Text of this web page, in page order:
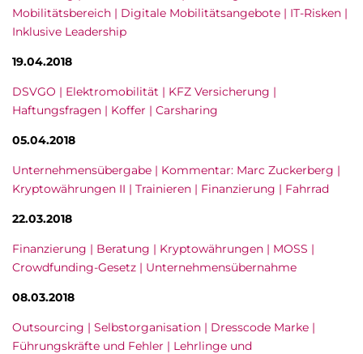
Mobilitätsbereich | Digitale Mobilitätsangebote | IT-Risken |
Inklusive Leadership
19.04.2018
DSVGO | Elektromobilität | KFZ Versicherung |
Haftungsfragen | Koffer | Carsharing
05.04.2018
Unternehmensübergabe | Kommentar: Marc Zuckerberg |
Kryptowährungen II | Trainieren | Finanzierung | Fahrrad
22.03.2018
Finanzierung | Beratung | Kryptowährungen | MOSS |
Crowdfunding-Gesetz | Unternehmensübernahme
08.03.2018
Outsourcing | Selbstorganisation | Dresscode Marke |
Führungskräfte und Fehler | Lehrlinge und